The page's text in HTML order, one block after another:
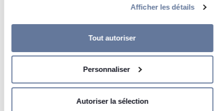
consultant la Déclaration relative aux cookies ou en
cliquant sur l'icône de confidentialité.
géographique qui peuvent être précises à plusieurs
mètres près
pour en relever les caractéristiques spécifiques
Afficher les détails
Tout autoriser
Personnaliser
Autoriser la sélection
Finalité
de
préférée du
visiteur.
Permet au site